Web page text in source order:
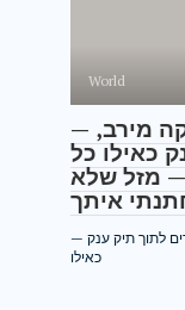
World
— זהו! אני עוזבת אותך! — צעקה מירב,
כאילו כל
מזל שלא
איתך
— זהו! אני עוזבת אותך! — צעקה מירב, וזרקה בגדים לתוך תיק ענק
כאילו